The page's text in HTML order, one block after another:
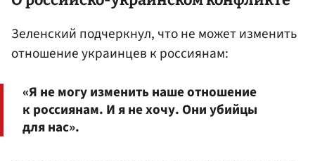
Зеленский подчеркнул, что не может изменить
отношение украинцев к россиянам:
«Я не могу изменить наше отношение
к россиянам. И я не хочу. Они убийцы
для нас».